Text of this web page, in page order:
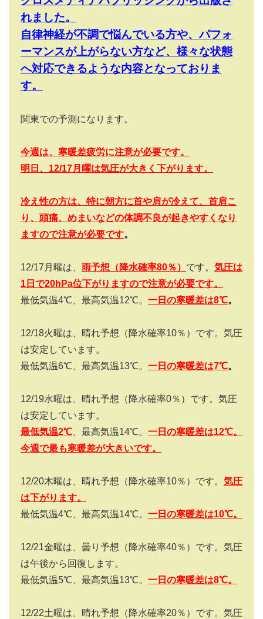
れました。
自律神経が不調で悩んでいる方や、パフォ
ーマンスが上がらない方など、様々な状態
へ対応できるような内容となっておりま
す。
関東での予測になります。
今週は、寒暖差疲労に注意が必要です。
明日、12/17月曜は気圧が大きく下がります。
冷え性の方は、特に朝方に首や肩が冷えて、首肩こ
り、頭痛、めまいなどの体調不良が起きやすくなり
ますので注意が必要です。
12/17月曜は、 雨予想（降水確率80％） です。 気圧は
1日で20hPa位下がりますので注意が必要です。
最低気温4℃、最高気温12℃。 一日の寒暖差は8℃。
12/18火曜は、晴れ予想（降水確率10％）です。気圧
は安定しています。
最低気温6℃、最高気温13℃。 一日の寒暖差は7℃。
12/19水曜は、晴れ予想（降水確率0％）です。気圧
は安定しています。
最低気温2℃ 、最高気温14℃。 一日の寒暖差は12℃。
今週で最も寒暖差が大きいです。
12/20木曜は、晴れ予想（降水確率10％）です。 気圧
は下がります。
最低気温4℃、最高気温14℃。 一日の寒暖差は10℃。
12/21金曜は、曇り予想（降水確率40％）です。気圧
は午後から回復します。
最低気温5℃、最高気温13℃。 一日の寒暖差は8℃。
12/22土曜は、晴れ予想（降水確率20％）です。気圧